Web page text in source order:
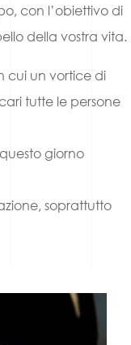
con l’obiettivo di
della vostra vita.
cui un vortice di
tutte le persone
giorno
soprattutto